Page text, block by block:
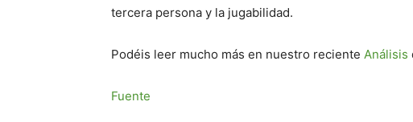
tercera persona y la jugabilidad.
Podéis leer mucho más en nuestro reciente Análisis
Fuente